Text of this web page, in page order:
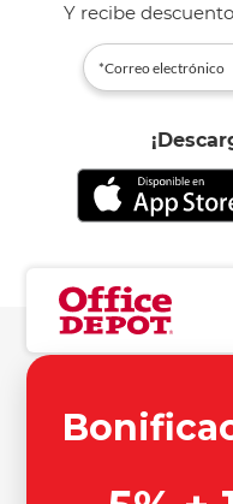
Y recibe
Herramientas de